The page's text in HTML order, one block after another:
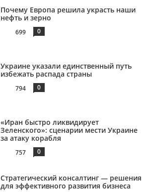
Почему Европа решила украсть наши
нефть и зерно
699 0
Украине указали единственный путь
избежать распада страны
794 0
«Иран быстро ликвидирует
Зеленского»: сценарии мести Украине
за атаку корабля
757 0
Стратегический консалтинг — решения
для эффективного развития бизнеса